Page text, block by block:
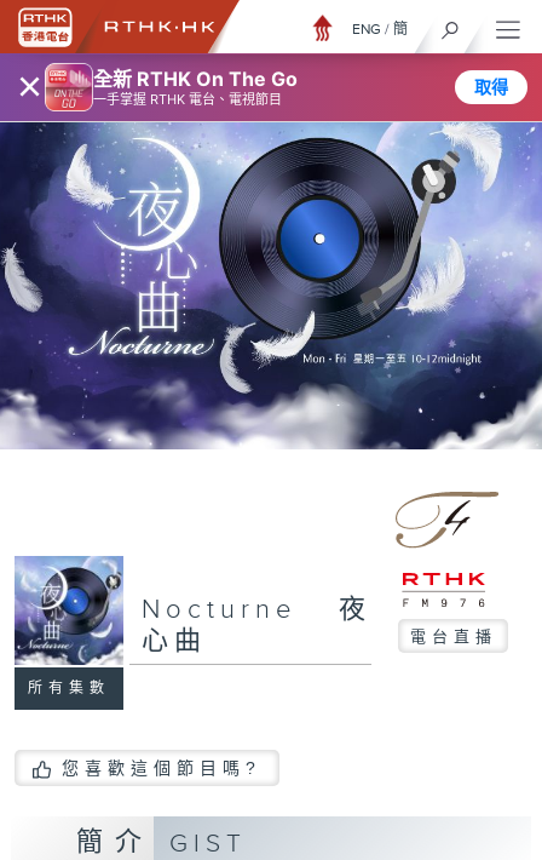
× 全新 RTHK On The Go
一手掌握 RTHK 電台、電視節目
取得
ENG / 簡
所有集數
Nocturne 夜
心曲
電台直播
您喜歡這個節目嗎?
簡介 GIST